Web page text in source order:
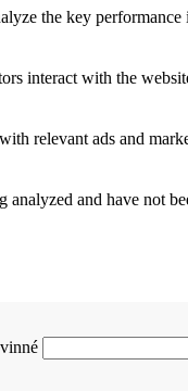
the key
interact with the
relevant ads and
analyzed and have not